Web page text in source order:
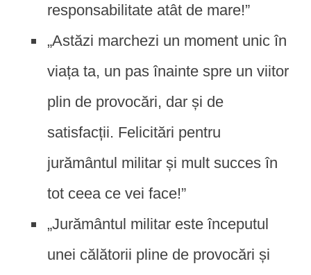
responsabilitate atât de mare!”
„Astăzi marchezi un moment unic în
viața ta, un pas înainte spre un viitor
plin de provocări, dar și de
satisfacții. Felicitări pentru
jurământul militar și mult succes în
tot ceea ce vei face!”
„Jurământul militar este începutul
unei călătorii pline de provocări și